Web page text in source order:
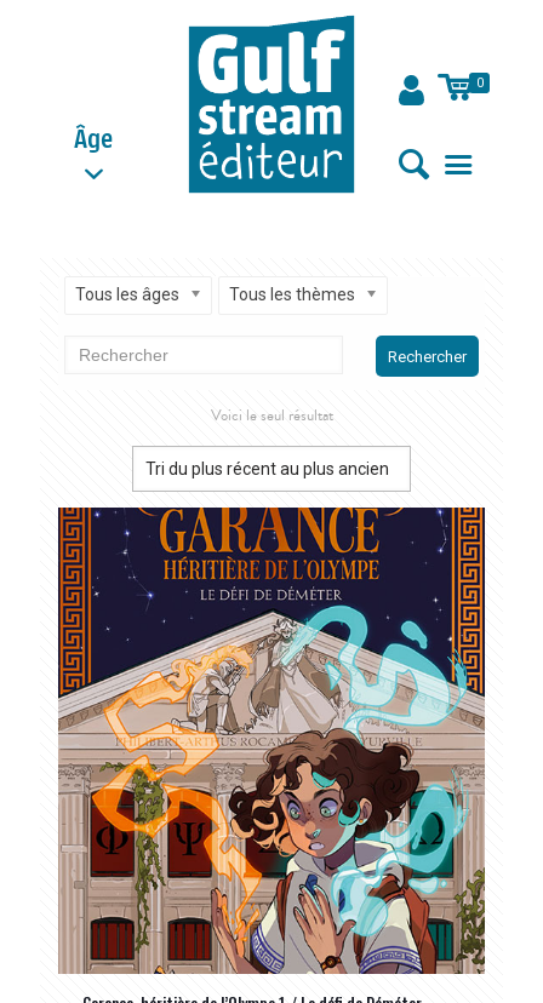
Âge
0
Tous les âges Tous les thèmes
Rechercher
Voici le seul résultat